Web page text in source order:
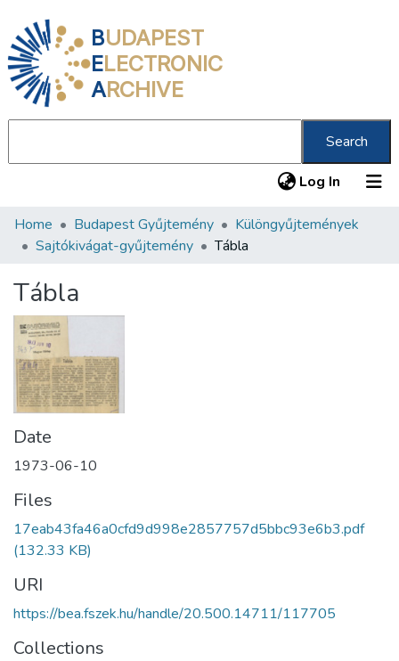
BUDAPEST
ELECTRONIC
ARCHIVE
Search
Log In (current)
Communities & Collections
Statistics
About us
Home Budapest Gyűjtemény
Különgyűjtemények
Sajtókivágat-gyűjtemény
Tábla
Tábla
Date
1973-06-10
Files
17eab43fa46a0cfd9d998e2857757d5bbc93e6b3.pdf
(132.33 KB)
URI
https://bea.fszek.hu/handle/20.500.14711/117705
Collections